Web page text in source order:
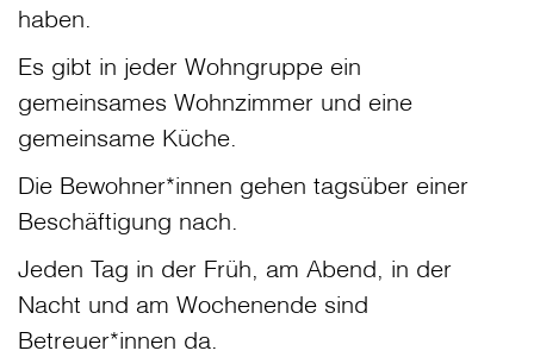
haben.
Es gibt in jeder Wohngruppe ein
gemeinsames Wohnzimmer und eine
gemeinsame Küche.
Die Bewohner*innen gehen tagsüber einer
Beschäftigung nach.
Jeden Tag in der Früh, am Abend, in der
Nacht und am Wochenende sind
Betreuer*innen da.